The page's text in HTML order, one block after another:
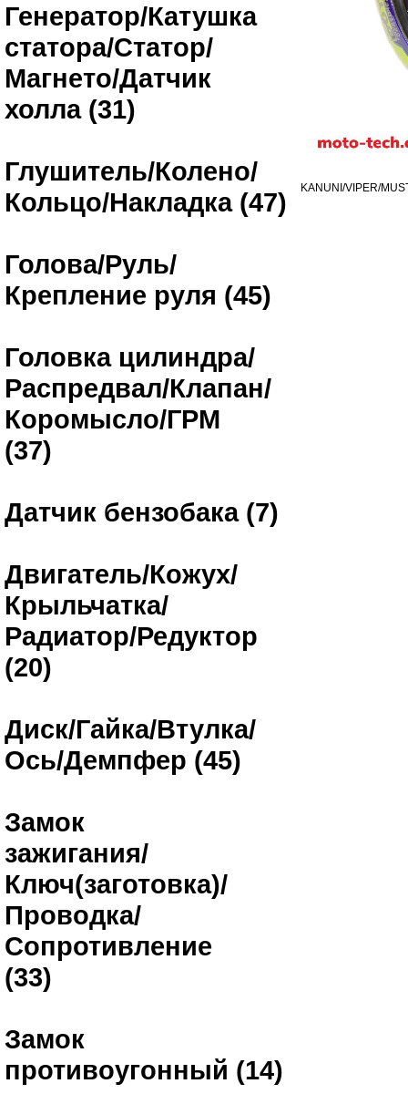
Генератор/Катушка
статора/Статор/
Магнето/Датчик
холла (31)
Глушитель/Колено/
Кольцо/Накладка (47)
Голова/Руль/
Крепление руля (45)
Головка цилиндра/
Распредвал/Клапан/
Коромысло/ГРМ
(37)
Датчик бензобака (7)
Двигатель/Кожух/
Крыльчатка/
Радиатор/Редуктор
(20)
Диск/Гайка/Втулка/
Ось/Демпфер (45)
Замок
зажигания/
Ключ(заготовка)/
Проводка/
Сопротивление
(33)
Замок
противоугонный (14)
KANUNI/VIPER/